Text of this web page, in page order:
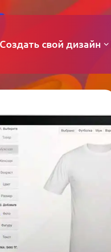
Создать свой дизайн